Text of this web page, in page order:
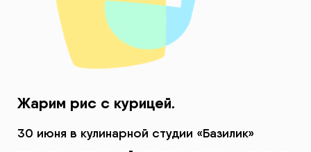
Жарим рис с курицей.
30 июня в кулинарной студии «Базилик»